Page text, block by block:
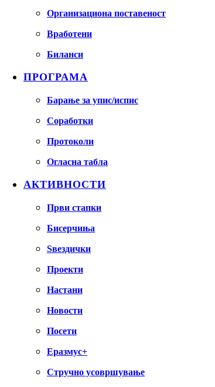
Организациона поставеност
Вработени
Биланси
ПРОГРАМА
Барање за упис/испис
Соработки
Протоколи
Огласна табла
АКТИВНОСТИ
Први стапки
Бисерчиња
Ѕвездички
Проекти
Настани
Новости
Посети
Еразмус+
Стручно усовршување